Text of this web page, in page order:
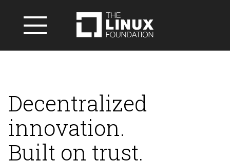
Decentralized
innovation.
Built on trust.